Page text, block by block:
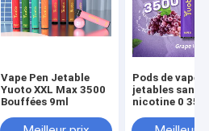
Vape Pen Jetable
Yuoto XXL Max 3500
Bouffées 9ml
Pods de vape
jetables sans
nicotine 0